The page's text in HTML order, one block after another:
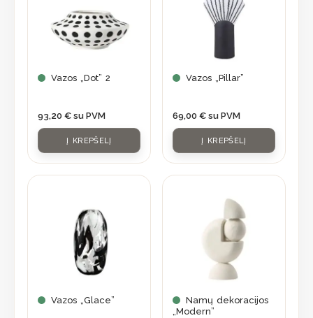
Vazos „Dot” 2
93,20 € su PVM
Į KREPŠELĮ
Vazos „Pillar”
69,00 € su PVM
Į KREPŠELĮ
Vazos „Glace”
Namų dekoracijos
„Modern”